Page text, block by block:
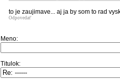
to je zaujimave... aj ja by som to rad
Odpovedať
Meno:
Titulok: